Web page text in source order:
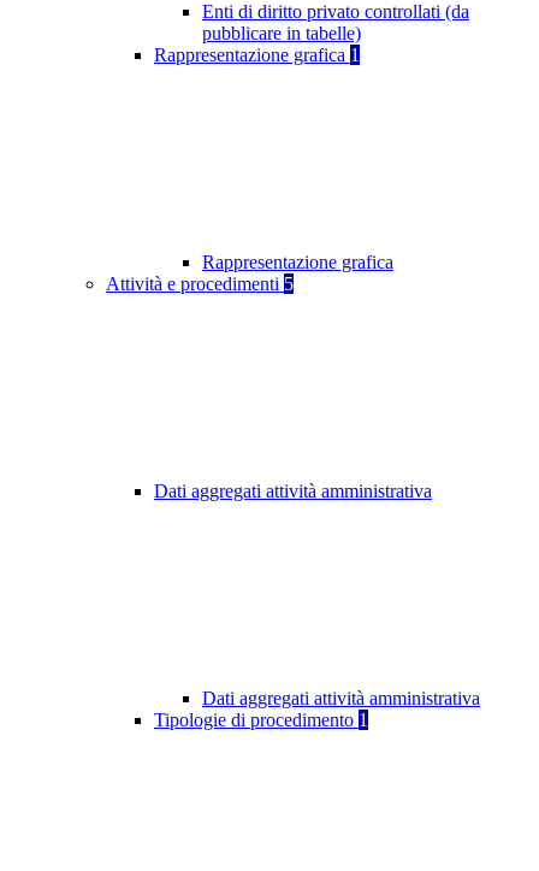
Enti di diritto privato controllati (da
pubblicare in tabelle)
Rappresentazione grafica 1
Rappresentazione grafica
Attività e procedimenti 5
Dati aggregati attività amministrativa
Dati aggregati attività amministrativa
Tipologie di procedimento 1